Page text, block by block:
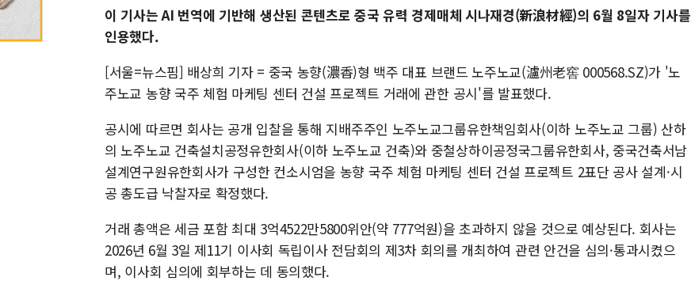
이 기사는 AI 번역에 기반해 생산된 콘텐츠로 중국 유력 경제매체 시나재경(新浪材經)의 6월 8일자 기사를
인용했다.
[서울=뉴스핌] 배상희 기자 = 중국 농향(濃香)형 백주 대표 브랜드 노주노교(瀘州老窖 000568.SZ)가 '노
주노교 농향 국주 체험 마케팅 센터 건설 프로젝트 거래에 관한 공시'를 발표했다.
공시에 따르면 회사는 공개 입찰을 통해 지배주주인 노주노교그룹유한책임회사(이하 노주노교 그룹) 산하
의 노주노교 건축설치공정유한회사(이하 노주노교 건축)와 중철상하이공정국그룹유한회사, 중국건축서남
설계연구원유한회사가 구성한 컨소시엄을 농향 국주 체험 마케팅 센터 건설 프로젝트 2표단 공사 설계·시
공 총도급 낙찰자로 확정했다.
거래 총액은 세금 포함 최대 3억4522만5800위안(약 777억원)을 초과하지 않을 것으로 예상된다. 회사는
2026년 6월 3일 제11기 이사회 독립이사 전담회의 제3차 회의를 개최하여 관련 안건을 심의·통과시켰으
며, 이사회 심의에 회부하는 데 동의했다.